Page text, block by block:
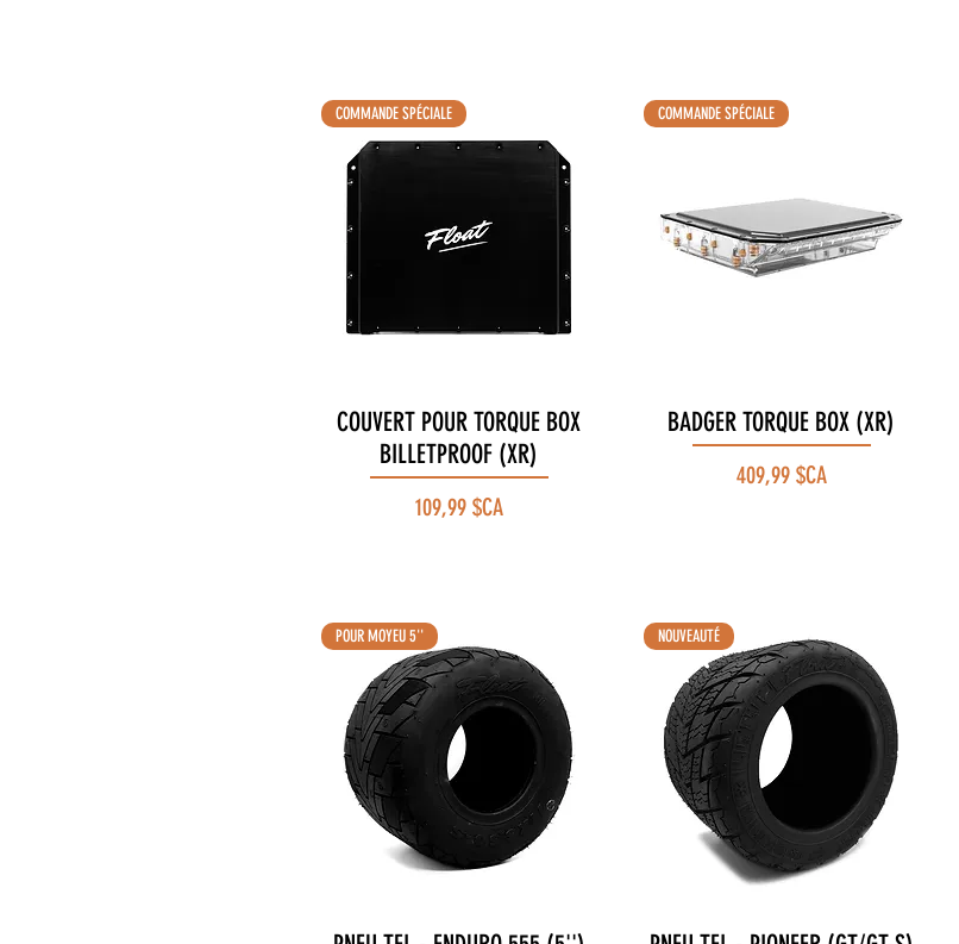
Aperçu rapide
COMMANDE SPÉCIALE
COUVERT POUR TORQUE BOX
BILLETPROOF (XR)
Prix
109,99 $CA
Aperçu rapide
COMMANDE SPÉCIALE
BADGER TORQUE BOX (XR)
Prix
409,99 $CA
Aperçu rapide
POUR MOYEU 5''
Aperçu rapide
NOUVEAUTÉ